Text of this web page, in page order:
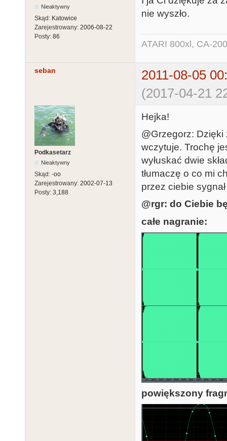
Nieaktywny
Skąd: Katowice
Zarejestrowany: 2006-08-22
Posty: 86
nie wyszło.
ATARI 800xl, CA-
seban
2011-08-05
(2017-04-21
Podkasetarz
Nieaktywny
Skąd: -oo
Zarejestrowany: 2002-07-13
Posty: 3,188
Hejka!
@Grzegorz: Dzięki
wczytuje. Trochę
wyłuskać dwie
tłumaczę o co mi
przez ciebie
@rgr: do Ciebie
całe nagranie:
powiększony